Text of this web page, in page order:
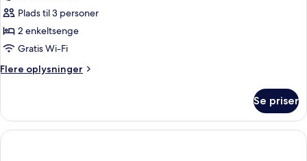
Plads til 3 personer
2 enkeltsenge
Gratis Wi-Fi
Flere oplysninger
Flere
værelse
Se priser